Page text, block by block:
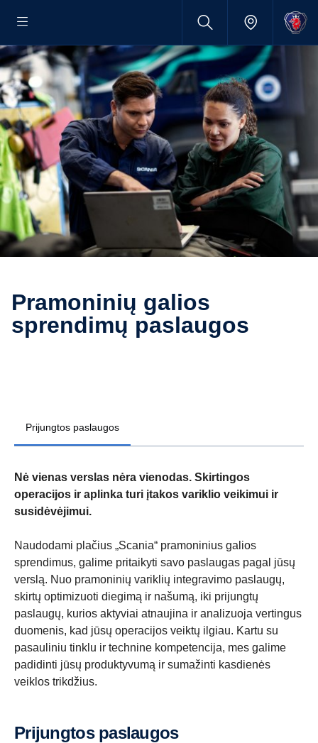
Pramoninių galios
sprendimų paslaugos
Prijungtos paslaugos
Nė vienas verslas nėra vienodas. Skirtingos
operacijos ir aplinka turi įtakos variklio veikimui ir
susidėvėjimui.
Naudodami plačius „Scania“ pramoninius galios
sprendimus, galime pritaikyti savo paslaugas pagal jūsų
verslą. Nuo pramoninių variklių integravimo paslaugų,
skirtų optimizuoti diegimą ir našumą, iki prijungtų
paslaugų, kurios aktyviai atnaujina ir analizuoja vertingus
duomenis, kad jūsų operacijos veiktų ilgiau. Kartu su
pasauliniu tinklu ir technine kompetencija, mes galime
padidinti jūsų produktyvumą ir sumažinti kasdienės
veiklos trikdžius.
Prijungtos paslaugos